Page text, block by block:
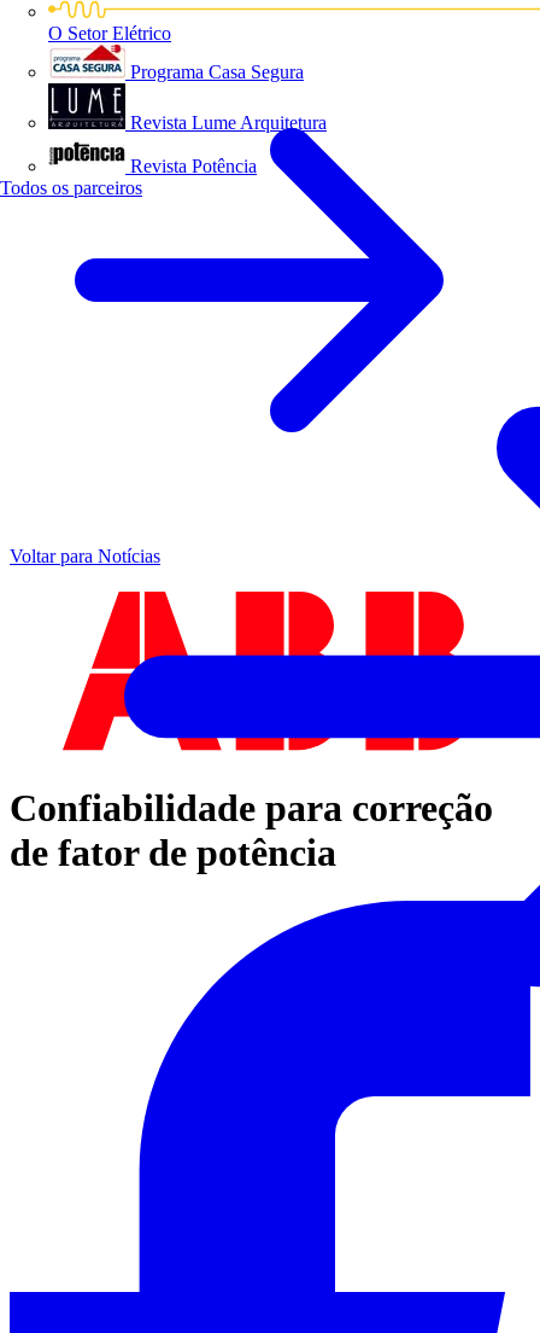
O Setor Elétrico
Programa Casa Segura
Revista Lume Arquitetura
Revista Potência
Todos os parceiros
Voltar para Notícias
Confiabilidade para correção
de fator de potência